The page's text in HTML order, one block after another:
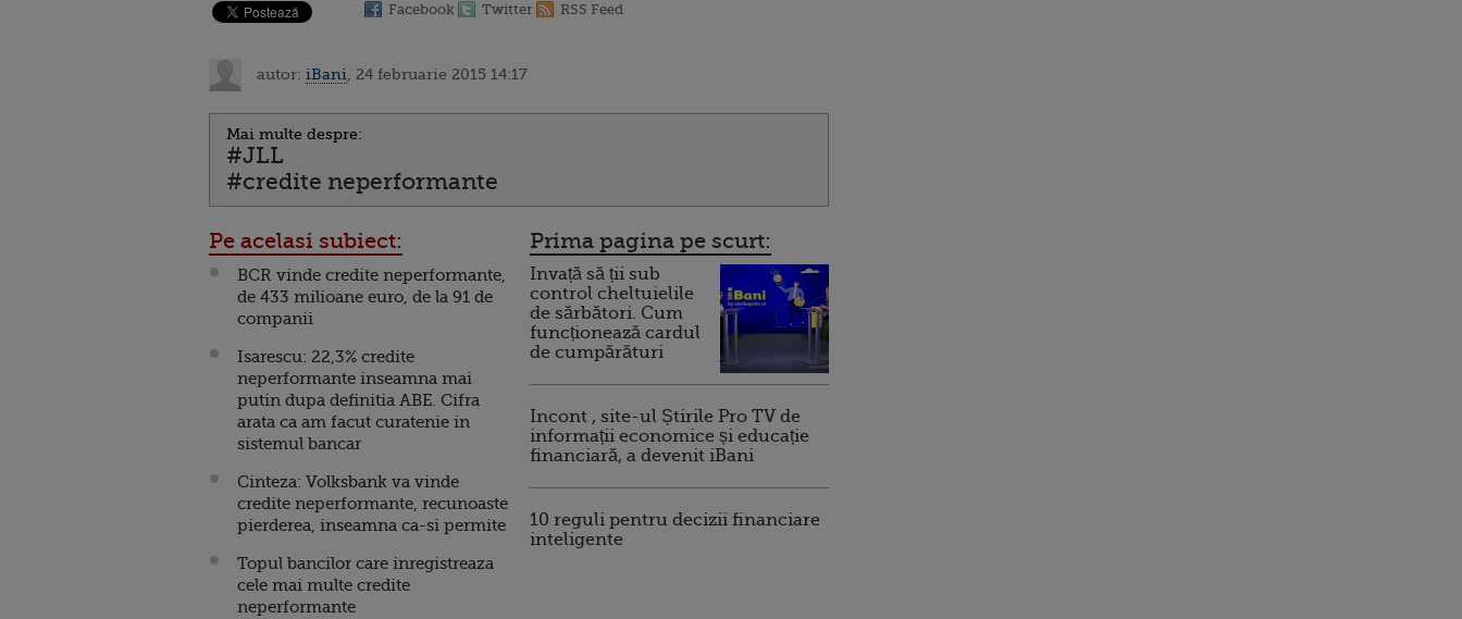
Facebook Twitter RSS Feed
autor: iBani , 24 februarie 2015 14:17
Mai multe despre:
#JLL
#credite neperformante
Pe acelasi subiect:
BCR vinde credite neperformante,
de 433 milioane euro, de la 91 de
companii
Isarescu: 22,3% credite
neperformante inseamna mai
putin dupa definitia ABE. Cifra
arata ca am facut curatenie in
sistemul bancar
Cinteza: Volksbank va vinde
credite neperformante, recunoaste
pierderea, inseamna ca-si permite
Topul bancilor care inregistreaza
cele mai multe credite
neperformante
Prima pagina pe scurt:
Invață să ții sub
control cheltuielile
de sărbători. Cum
funcționează cardul
de cumpărături
Incont , site-ul Știrile Pro TV de
informații economice și educație
financiară, a devenit iBani
10 reguli pentru decizii financiare
inteligente